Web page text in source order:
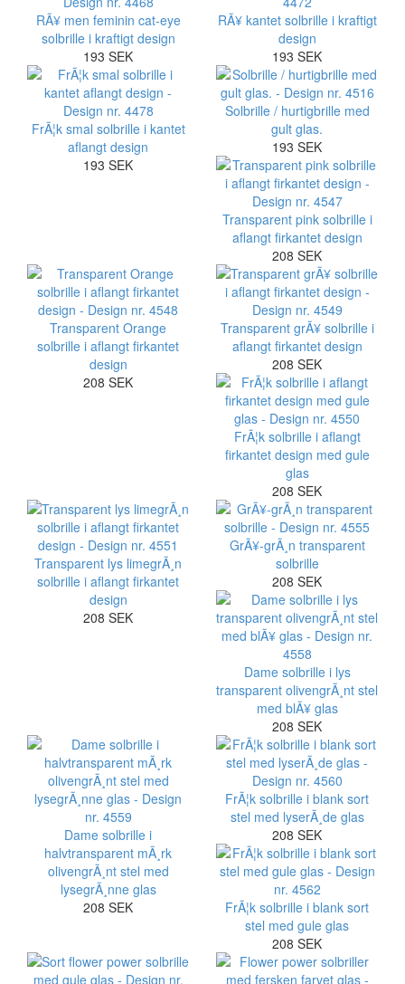
RÃ¥ men feminin cat-eye
solbrille i kraftigt design
193 SEK
RÃ¥ kantet solbrille i kraftigt
design
193 SEK
FrÃ¦k smal solbrille i kantet
aflangt design
193 SEK
Solbrille / hurtigbrille med
gult glas.
193 SEK
Transparent pink solbrille i
aflangt firkantet design
208 SEK
Transparent Orange
solbrille i aflangt firkantet
design
208 SEK
Transparent grÃ¥ solbrille i
aflangt firkantet design
208 SEK
FrÃ¦k solbrille i aflangt
firkantet design med gule
glas
208 SEK
Transparent lys limegrÃ¸n
solbrille i aflangt firkantet
design
208 SEK
GrÃ¥-grÃ¸n transparent
solbrille
208 SEK
Dame solbrille i lys
transparent olivengrÃ¸nt stel
med blÃ¥ glas
208 SEK
Dame solbrille i
halvtransparent mÃ¸rk
olivengrÃ¸nt stel med
lysegrÃ¸nne glas
208 SEK
FrÃ¦k solbrille i blank sort
stel med lyserÃ¸de glas
208 SEK
FrÃ¦k solbrille i blank sort
stel med gule glas
208 SEK